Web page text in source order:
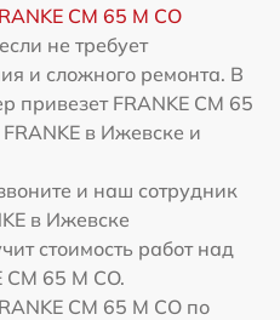
CM 65 M CO
не требует
и сложного ремонта. В
привезет FRANKE CM 65
в Ижевске и
и наш сотрудник
в Ижевске
стоимость работ над
65 M CO.
CM 65 M CO по